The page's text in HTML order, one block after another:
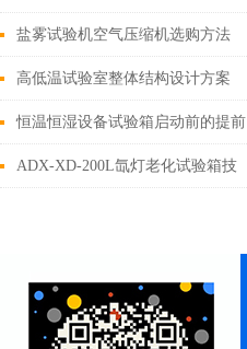
方法
盐雾试验机空气压缩机选购方法
高低温试验室整体结构设计方案
恒温恒湿设备试验箱启动前的提前
准备程序流程
ADX-XD-200L氙灯老化试验箱技